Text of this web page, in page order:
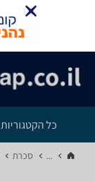
כל הקטגוריות
... סכרת‏